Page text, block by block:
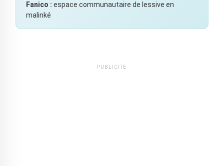
Fanico : espace communautaire de lessive en
malinké
PUBLICITÉ